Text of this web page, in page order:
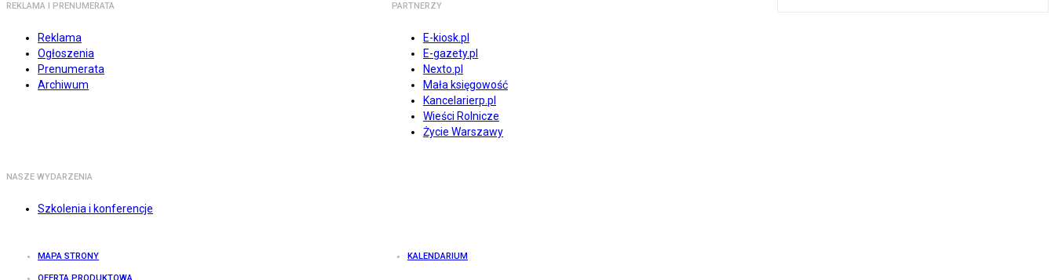
REKLAMA I PRENUMERATA
Reklama
Ogłoszenia
Prenumerata
Archiwum
PARTNERZY
E-kiosk.pl
E-gazety.pl
Nexto.pl
Mała księgowość
Kancelarierp.pl
Wieści Rolnicze
Życie Warszawy
NASZE WYDARZENIA
Szkolenia i konferencje
MAPA STRONY KALENDARIUM